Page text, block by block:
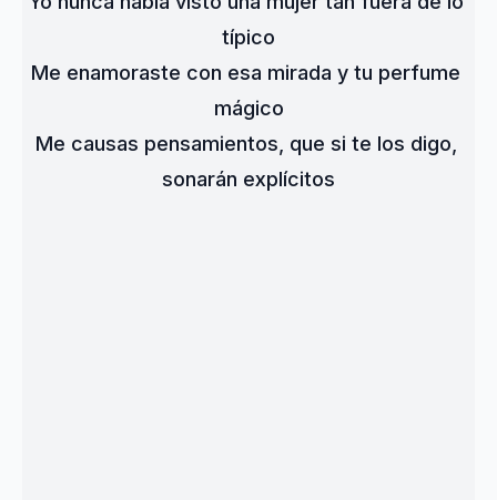
típico
Me enamoraste con esa mirada y tu perfume
mágico
Me causas pensamientos, que si te los digo,
sonarán explícitos